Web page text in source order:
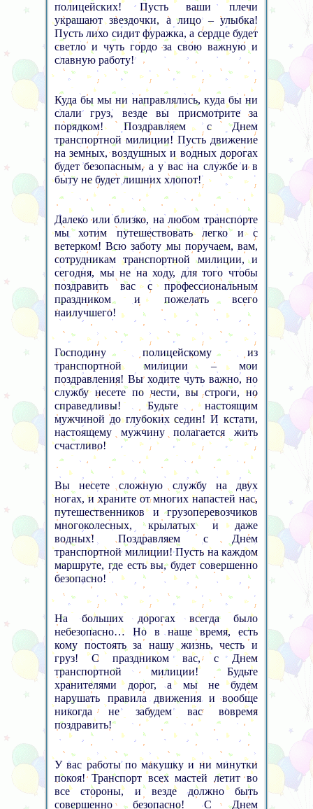
полицейских! Пусть ваши плечи
украшают звездочки, а лицо – улыбка!
Пусть лихо сидит фуражка, а сердце будет
светло и чуть гордо за свою важную и
славную работу!
Куда бы мы ни направлялись, куда бы ни
слали груз, везде вы присмотрите за
порядком! Поздравляем с Днем
транспортной милиции! Пусть движение
на земных, воздушных и водных дорогах
будет безопасным, а у вас на службе и в
быту не будет лишних хлопот!
Далеко или близко, на любом транспорте
мы хотим путешествовать легко и с
ветерком! Всю заботу мы поручаем, вам,
сотрудникам транспортной милиции, и
сегодня, мы не на ходу, для того чтобы
поздравить вас с профессиональным
праздником и пожелать всего
наилучшего!
Господину полицейскому из
транспортной милиции – мои
поздравления! Вы ходите чуть важно, но
службу несете по чести, вы строги, но
справедливы! Будьте настоящим
мужчиной до глубоких седин! И кстати,
настоящему мужчину полагается жить
счастливо!
Вы несете сложную службу на двух
ногах, и храните от многих напастей нас,
путешественников и грузоперевозчиков
многоколесных, крылатых и даже
водных! Поздравляем с Днем
транспортной милиции! Пусть на каждом
маршруте, где есть вы, будет совершенно
безопасно!
На больших дорогах всегда было
небезопасно… Но в наше время, есть
кому постоять за нашу жизнь, честь и
груз! С праздником вас, с Днем
транспортной милиции! Будьте
хранителями дорог, а мы не будем
нарушать правила движения и вообще
никогда не забудем вас вовремя
поздравить!
У вас работы по макушку и ни минутки
покоя! Транспорт всех мастей летит во
все стороны, и везде должно быть
совершенно безопасно! С Днем